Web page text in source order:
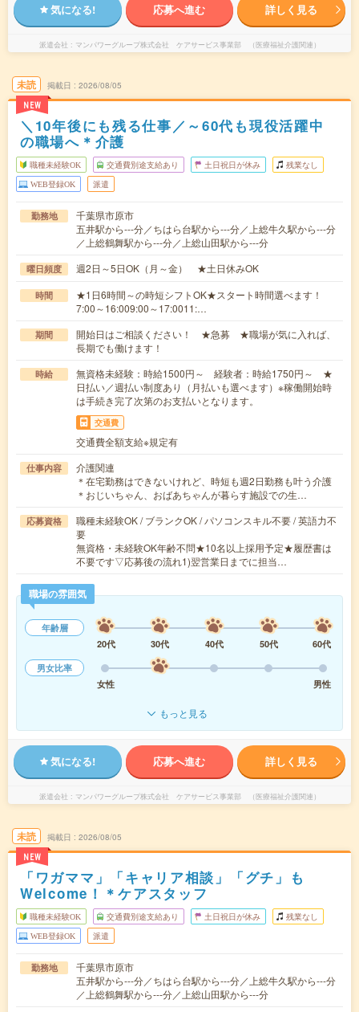
気になる! 応募へ進む 詳しく見る
派遣会社 マンパワーグループ株式会社 ケアサービス事業部 （医療福祉介護関連）
未読
NEW
掲載日 2026/08/05
＼10年後にも残る仕事／～60代も現役活躍中
の職場へ＊介護
職種未経験OK 交通費別途支給あり 土日祝日が休み 残業なし
WEB登録OK 派遣
勤務地
千葉県市原市
五井駅から---分／ちはら台駅から---分／上総牛久駅から---分
／上総鶴舞駅から---分／上総山田駅から---分
曜日頻度 週2日～5日OK（月～金） ★土日休みOK
時間
★1日6時間～の時短シフトOK★スタート時間選べます！
7:00～16:009:00～17:0011:…
期間
開始日はご相談ください！ ★急募 ★職場が気に入れば、
長期でも働けます！
時給
無資格未経験：時給1500円～ 経験者：時給1750円～ ★
日払い／週払い制度あり（月払いも選べます）※稼働開始時
は手続き完了次第のお支払いとなります。
交通費
交通費全額支給※規定有
仕事内容
介護関連
＊在宅勤務はできないけれど、時短も週2日勤務も叶う介護
＊おじいちゃん、おばあちゃんが暮らす施設での生…
応募資格
職種未経験OK / ブランクOK / パソコンスキル不要 / 英語力不
要
無資格・未経験OK年齢不問★10名以上採用予定★履歴書は
不要です▽応募後の流れ1)翌営業日までに担当…
職場の雰囲気
年齢層
20代
30代 40代 50代
60代
男女比率
女性
男性
もっと見る
気になる! 応募へ進む 詳しく見る
派遣会社 マンパワーグループ株式会社 ケアサービス事業部 （医療福祉介護関連）
未読
NEW
掲載日 2026/08/05
「ワガママ」「キャリア相談」「グチ」も
Welcome！＊ケアスタッフ
職種未経験OK 交通費別途支給あり 土日祝日が休み 残業なし
WEB登録OK 派遣
勤務地
千葉県市原市
五井駅から---分／ちはら台駅から---分／上総牛久駅から---分
／上総鶴舞駅から---分／上総山田駅から---分